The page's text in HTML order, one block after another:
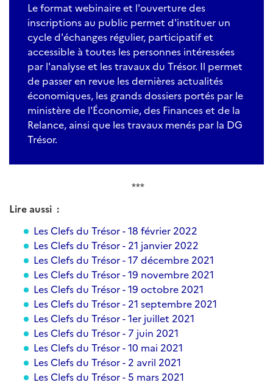
Le format webinaire et l'ouverture des
inscriptions au public permet d'instituer un
cycle d'échanges régulier, participatif et
accessible à toutes les personnes intéressées
par l'analyse et les travaux du Trésor. Il permet
de passer en revue les dernières actualités
économiques, les grands dossiers portés par le
ministère de l'Économie, des Finances et de la
Relance, ainsi que les travaux menés par la DG
Trésor.
***
Lire aussi :
Les Clefs du Trésor - 18 février 2022
Les Clefs du Trésor - 21 janvier 2022
Les Clefs du Trésor - 17 décembre 2021
Les Clefs du Trésor - 19 novembre 2021
Les Clefs du Trésor - 19 octobre 2021
Les Clefs du Trésor - 21 septembre 2021
Les Clefs du Trésor - 1er juillet 2021
Les Clefs du Trésor - 7 juin 2021
Les Clefs du Trésor - 10 mai 2021
Les Clefs du Trésor - 2 avril 2021
Les Clefs du Trésor - 5 mars 2021